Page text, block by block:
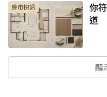
房市快訊
你
道
顯